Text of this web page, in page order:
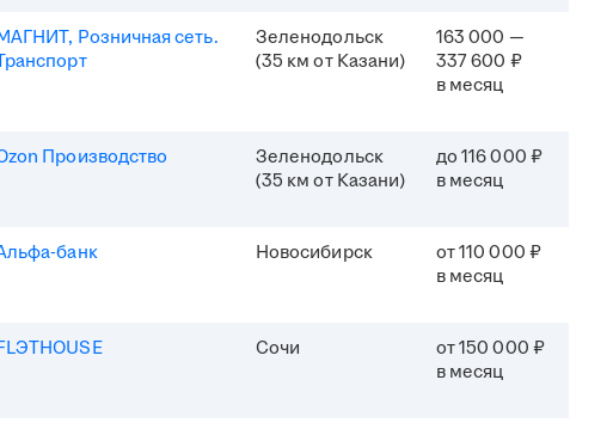
Розничная сеть.
Зеленодольск
(35 км от Казани)
163 000 —
337 600 ₽
в месяц
Производство
Зеленодольск
(35 км от Казани)
до 116 000 ₽
в месяц
банк Новосибирск
от 110 000 ₽
в месяц
Сочи
от 150 000 ₽
в месяц